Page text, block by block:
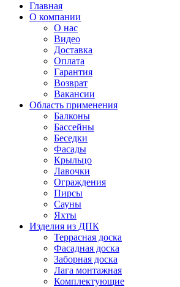
Главная
О компании
О нас
Видео
Доставка
Оплата
Гарантия
Возврат
Вакансии
Область применения
Балконы
Бассейны
Беседки
Фасады
Крыльцо
Лавочки
Ограждения
Пирсы
Сауны
Яхты
Изделия из ДПК
Террасная доска
Фасадная доска
Заборная доска
Лага монтажная
Комплектующие